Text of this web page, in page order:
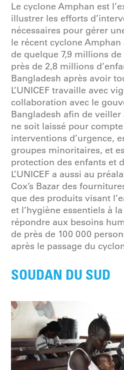
Le cyclone Amphan est
illustrer les efforts
nécessaires pour gérer
le récent cyclone
de quelque 7,9 millions
près de 2,8 millions
Bangladesh après avoir
L’UNICEF travaille avec
collaboration avec le
Bangladesh afin de veiller
ne soit laissé pour
interventions d’urgence,
groupes minoritaires, et
protection des enfants et
L’UNICEF a aussi au
Cox’s Bazar des
que des produits visant
et l’hygiène essentiels à
répondre aux besoins
de près de 100 000
après le passage du
SOUDAN DU SUD